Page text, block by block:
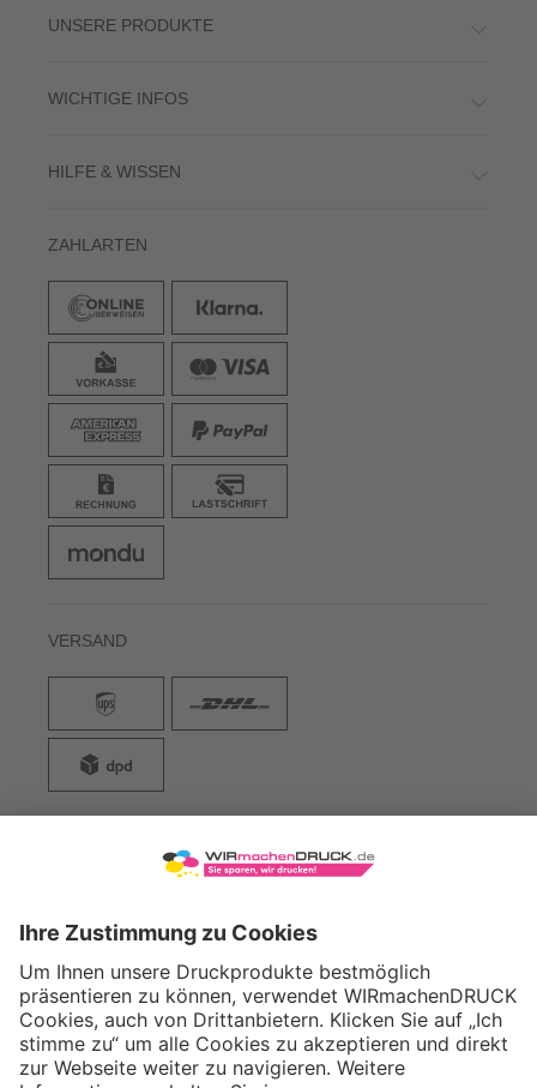
UNSERE PRODUKTE
WICHTIGE INFOS
HILFE & WISSEN
ZAHLARTEN
VERSAND
WIRmachenDRUCK GmbH
71522 Backnang
Tel.: +49 (0) 711 995 982 - 20
Fax: +49 (0) 711 995 982 - 21
SOCIAL MEDIA